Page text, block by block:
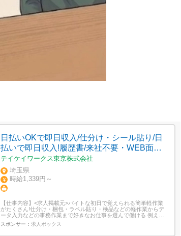
日払いOKで即日収入/仕分け・シール貼り/日
払いで即日収入!履歴書/来社不要・WEB面接
OK 簡単オンライン登録/埼玉県/戸田市
テイケイワークス東京株式会社
埼玉県
時給1,339円～
【仕事内容】<求人掲載元>バイトな初日で覚えられる簡単軽作業
がたくさん!仕分け・梱包・ラベル貼り・検品などの軽作業からデ
ータ入力などの事務作業まで好きなお仕事を選んで働ける 例えば
こんなお仕事/・化粧品のピッキング・印刷物の封入、ラベル貼
り・デパートギフト商品包装・トレカのピッキング・アイスやチ
スポンサー： 求人ボックス